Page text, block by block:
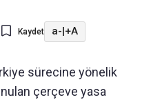
Kaydet a- +A
sürecine yönelik
çerçeve yasa